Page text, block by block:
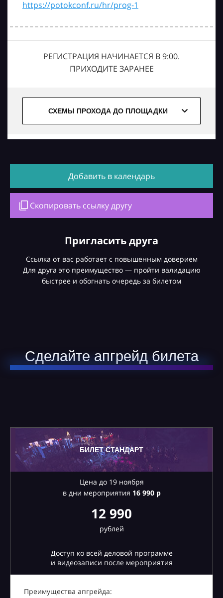
https://potokconf.ru/hr/prog-1
РЕГИСТРАЦИЯ НАЧИНАЕТСЯ В 9:00.
ПРИХОДИТЕ ЗАРАНЕЕ
СХЕМЫ ПРОХОДА ДО ПЛОЩАДКИ
Добавить в календарь
Скопировать ссылку другу
Пригласить друга
Ссылка от вас работает с повышенным доверием
Для друга это преимущество — пройти валидацию
быстрее и обогнать очередь за билетом
Сделайте апгрейд билета
БИЛЕТ СТАНДАРТ
Цена до 19 ноября
в дни мероприятия 16990 р
12 990
рублей
Доступ ко всей деловой программе
и видеозаписи после мероприятия
Преимущества апгрейда: